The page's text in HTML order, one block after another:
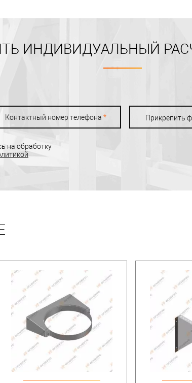
ИНДИВИДУАЛЬНЫЙ
Контактный номер телефона * Прикрепить
на обработку